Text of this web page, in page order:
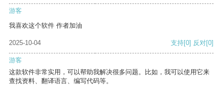
游客
我喜欢这个软件 作者加油
2025-10-04 支持[0] 反对[0]
游客
这款软件非常实用，可以帮助我解决很多问题。比如，我可以使用它来
查找资料、翻译语言、编写代码等。